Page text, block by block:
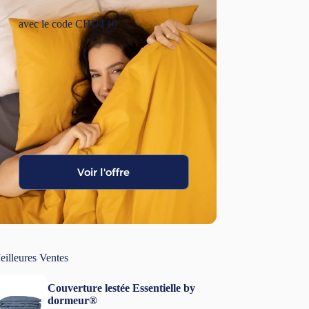
avec le code CHUT10
Voir l'offre
Ventes
Couverture lestée Essentielle by
dormeur®